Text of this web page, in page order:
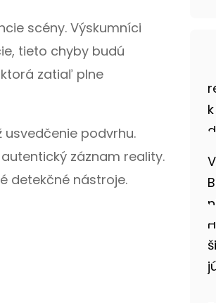
scény. Výskumníci
tieto chyby budú
zatiaľ plne
podvrhu.
záznam reality.
detekčné nástroje.